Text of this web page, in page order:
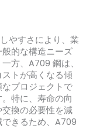
やすさにより、業
的な構造ニーズ
方、A709 鋼は、
トが高くなる傾
プロジェクトで
特に、寿命の向
換の必要性を減
きるため、A709